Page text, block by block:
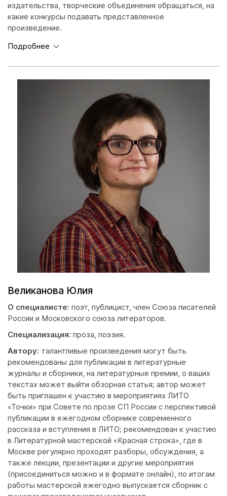
издательства, творческие объединения обращаться, на
какие конкурсы подавать представленное
произведение.
Подробнее
Великанова Юлия
О специалисте: поэт, публицист, член Союза писателей
России и Московского союза литераторов.
Специализация: проза, поэзия.
Автору: талантливые произведения могут быть
рекомендованы для публикации в литературные
журналы и сборники, на литературные премии, о ваших
текстах может выйти обзорная статья; автор может
быть приглашен к участию в мероприятиях ЛИТО
«Точки» при Совете по прозе СП России с перспективой
публикации в ежегодном сборнике современного
рассказа и вступления в ЛИТО; рекомендован к участию
в Литературной мастерской «Красная строка», где в
Москве регулярно проходят разборы, обсуждения, а
также лекции, презентации и другие мероприятия
(присоединиться можно и в формате онлайн), по итогам
работы мастерской ежегодно выпускается сборник с